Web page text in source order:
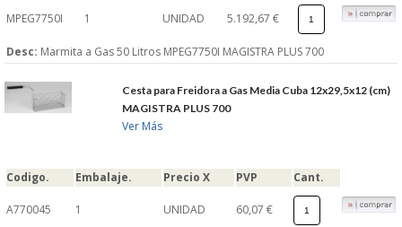
MPEG7750I 1 UNIDAD 5.192,67 €
Desc: Marmita a Gas 50 Litros MPEG7750I MAGISTRA PLUS 700
Cesta para Freidora a Gas Media Cuba 12x29,5x12 (cm)
MAGISTRA PLUS 700
Ver Más
Codigo. Embalaje. Precio X PVP Cant.
A770045 1 UNIDAD 60,07 €